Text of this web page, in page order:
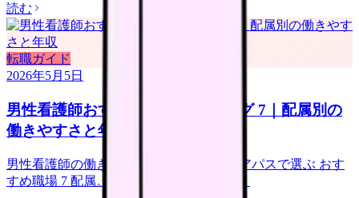
読む
転職ガイド
2026年5月5日
男性看護師おすすめ職場 ランキング 7｜配属別の
働きやすさと年収
男性看護師の働きやすさ + 年収 + キャリアパスで選ぶ おす
すめ職場 7 配属。配属選びの実用ガイド。